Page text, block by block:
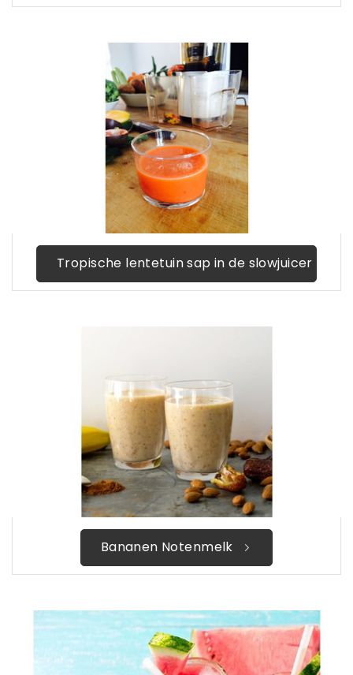
Tropische lentetuin sap in de slowjuicer
Bananen Notenmelk